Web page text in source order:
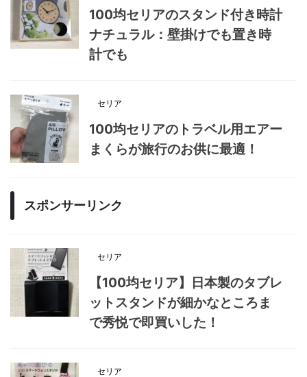
100均セリアのスタンド付き時計
ナチュラル：壁掛けでも置き時
計でも
セリア
100均セリアのトラベル用エアー
まくらが旅行のお供に最適！
スポンサーリンク
セリア
【100均セリア】日本製のタブレ
ットスタンドが細かなところま
で秀悦で即買いした！
セリア